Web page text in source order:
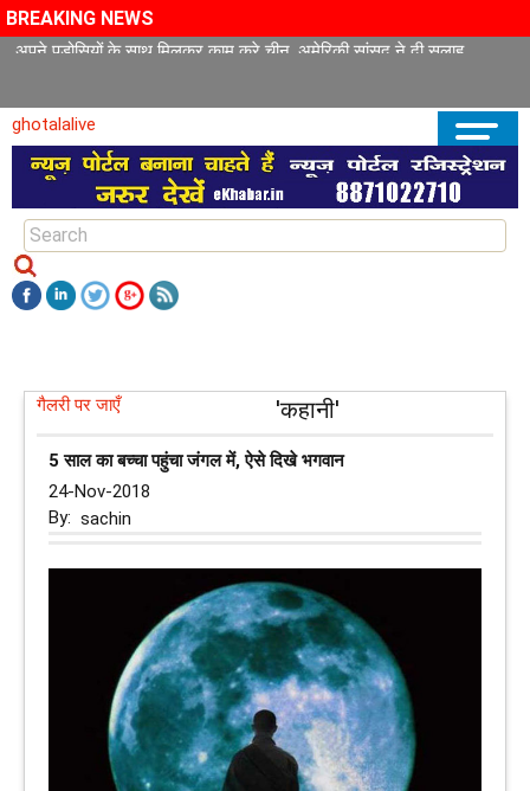
BREAKING NEWS
अपने पड़ोसियों के साथ मिलकर काम करे चीन, अमेरिकी सांसद ने दी सलाह
ghotalalive
गैलरी पर जाएँ 'कहानी'
5 साल का बच्चा पहुंचा जंगल में, ऐसे दिखे भगवान
24-Nov-2018
By: sachin